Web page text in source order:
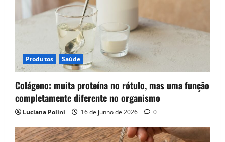
Produtos Saúde
Colágeno: muita proteína no rótulo, mas uma função
completamente diferente no organismo
Luciana Polini 16 de junho de 2026 0